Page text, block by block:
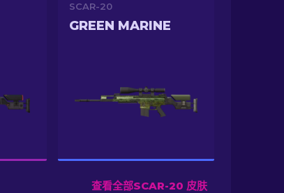
SCAR-20
GREEN MARINE
查看全部SCAR-20 皮肤